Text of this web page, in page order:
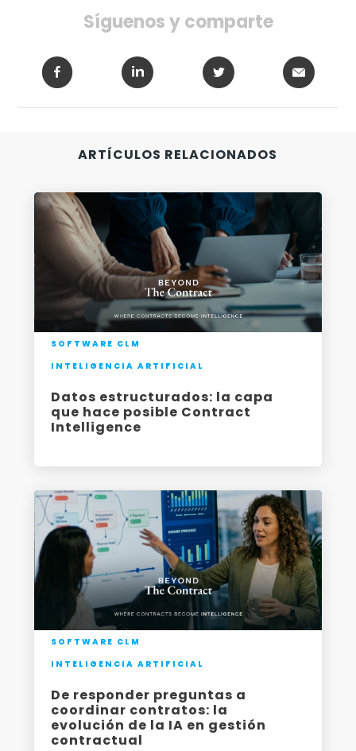
Síguenos y comparte
ARTÍCULOS RELACIONADOS
SOFTWARE CLM
INTELIGENCIA ARTIFICIAL
Datos estructurados: la capa
que hace posible Contract
Intelligence
SOFTWARE CLM
INTELIGENCIA ARTIFICIAL
De responder preguntas a
coordinar contratos: la
evolución de la IA en gestión
contractual